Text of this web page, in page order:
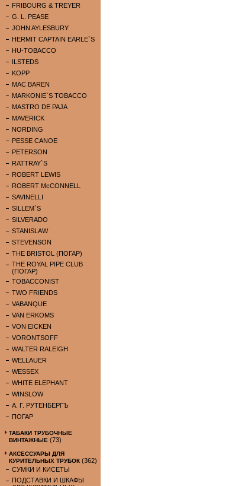
FRIBOURG & TREYER
G. L. PEASE
JOHN AYLESBURY
HERMIT CAPTAIN EARLE`S
HU-TOBACCO
ILSTEDS
KOPP
MAC BAREN
MARKONIE`S TOBACCO
MASTRO DE PAJA
MAVERICK
NORDING
PESSE CANOE
PETERSON
RATTRAY`S
ROBERT LEWIS
ROBERT McCONNELL
SAVINELLI
SILLEM`S
SILVERADO
STANISLAW
STEVENSON
THE BRISTOL (ПОГАР)
THE ROYAL PIPE CLUB
(ПОГАР)
TOBACCONIST
TWO FRIENDS
VABANQUE
VAN ERKOMS
VON EICKEN
VORONTSOFF
WALTER RALEIGH
WELLAUER
WESSEX
WHITE ELEPHANT
WINSLOW
А. Г. РУТЕНБЕРГЪ
ПОГАР
ТАБАКИ ТРУБОЧНЫЕ
ВИНТАЖНЫЕ (73)
АКСЕССУАРЫ ДЛЯ
КУРИТЕЛЬНЫХ ТРУБОК (362)
СУМКИ И КИСЕТЫ
ПОДСТАВКИ И ШКАФЫ